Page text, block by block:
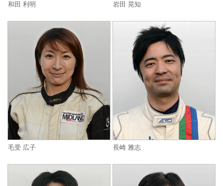
和田 利明 岩田 晃知
毛受 広子 長崎 雅志